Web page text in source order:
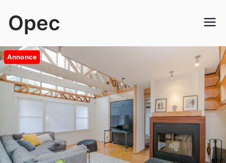
indhold
Opec
Annonce